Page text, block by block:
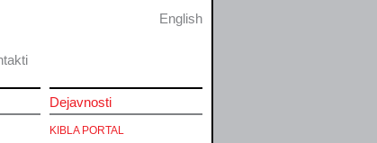
English
Dejavnosti
KIBLA PORTAL